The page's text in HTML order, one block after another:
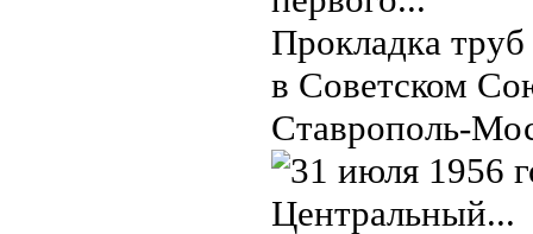
Прокладка
в Советском
Ставрополь-